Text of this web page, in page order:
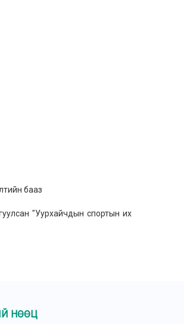
бааз
"Уурхайчдын спортын их
НӨӨЦ